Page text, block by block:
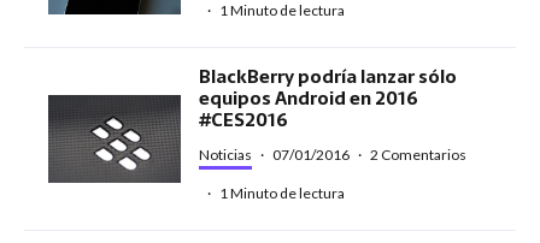
· 1 Minuto de lectura
BlackBerry podría lanzar sólo
equipos Android en 2016
#CES2016
Noticias · 07/01/2016 · 2 Comentarios
· 1 Minuto de lectura